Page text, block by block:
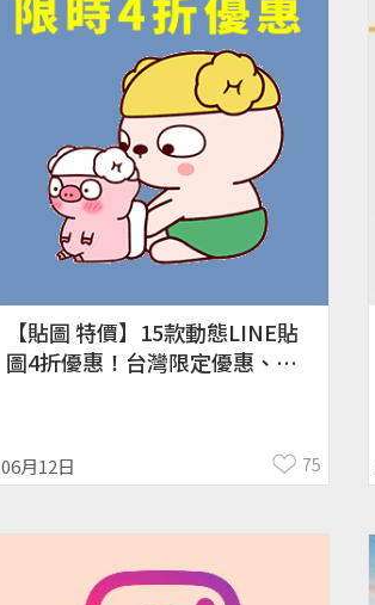
【貼圖 特價】15款動態LINE貼
圖4折優惠！台灣限定優惠、
06月12日 75